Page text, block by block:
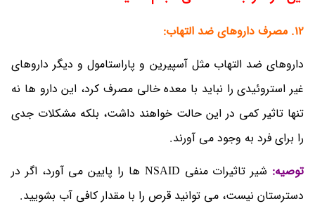
12. مصرف داروهای ضد التهاب:
داروهای ضد التهاب مثل آسپیرین و پاراستامول و دیگر داروهای
غیر استروئیدی را نباید با معده خالی مصرف کرد، این دارو ها نه
تنها تاثیر کمی در این حالت خواهند داشت، بلکه مشکلات جدی
را برای فرد به وجود می آورند.
توصیه:
شیر تاثیرات منفی NSAID ها را پایین می آورد، اگر در
دسترستان نیست، می توانید قرص را با مقدار کافی آب بشویید.